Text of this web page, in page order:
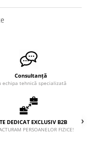
Consultanță
echipa tehnică specializată
DEDICAT EXCLUSIV B2B
PERSOANELOR FIZICE!